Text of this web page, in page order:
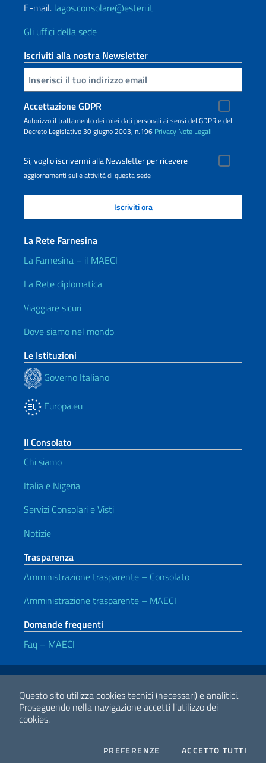
Questo sito utilizza cookies tecnici (necessari) e analitici.
Proseguendo nella navigazione accetti l'utilizzo dei
cookies.
PREFERENZE COOKIESACCETTO TUTTI
E-mail. lagos.consolare@esteri.it
Gli uffici della sede
Iscriviti alla nostra Newsletter
Inserisci la tua email
Accettazione GDPR
Autorizzo il trattamento dei miei dati personali ai sensi del GDPR e del
Decreto Legislativo 30 giugno 2003, n.196 Privacy Note Legali
Sì, voglio iscrivermi alla Newsletter per ricevere
aggiornamenti sulle attività di questa sede
La Rete Farnesina
La Farnesina – il MAECI
La Rete diplomatica
Viaggiare sicuri
Dove siamo nel mondo
Le Istituzioni
Governo Italiano
Europa.eu
Il Consolato
Chi siamo
Italia e Nigeria
Servizi Consolari e Visti
Notizie
Trasparenza
Amministrazione trasparente – Consolato
Amministrazione trasparente – MAECI
Domande frequenti
Faq – MAECI
Link Utili